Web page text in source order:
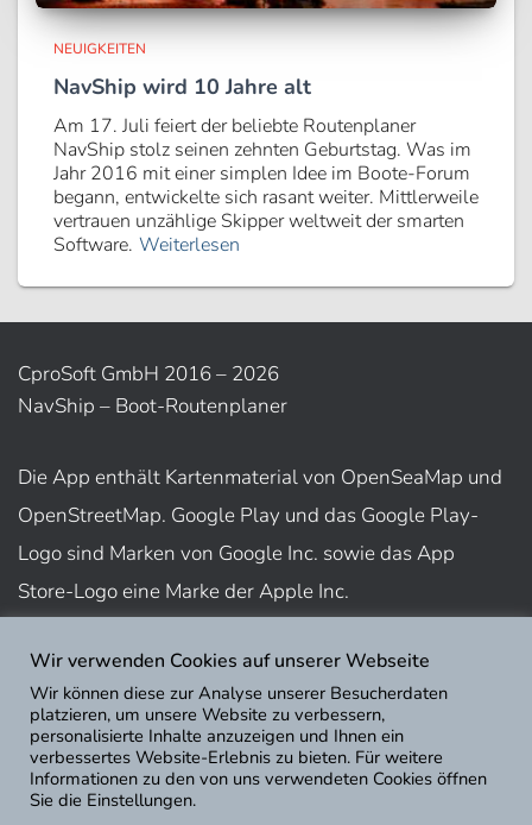
NEUIGKEITEN
NavShip wird 10 Jahre alt
Am 17. Juli feiert der beliebte Routenplaner
NavShip stolz seinen zehnten Geburtstag. Was im
Jahr 2016 mit einer simplen Idee im Boote-Forum
begann, entwickelte sich rasant weiter. Mittlerweile
vertrauen unzählige Skipper weltweit der smarten
Software. Weiterlesen
CproSoft GmbH 2016 – 2026
NavShip – Boot-Routenplaner
Die App enthält Kartenmaterial von OpenSeaMap und
OpenStreetMap. Google Play und das Google Play-
Logo sind Marken von Google Inc. sowie das App
Store-Logo eine Marke der Apple Inc.
Nutzungsbedingungen
Impressum
Datenschutz
Wir verwenden Cookies auf unserer Webseite
Wir können diese zur Analyse unserer Besucherdaten
platzieren, um unsere Website zu verbessern,
personalisierte Inhalte anzuzeigen und Ihnen ein
verbessertes Website-Erlebnis zu bieten. Für weitere
Informationen zu den von uns verwendeten Cookies öffnen
Sie die Einstellungen.